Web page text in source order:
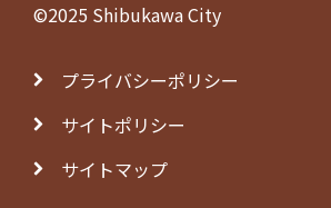
©2025 Shibukawa City
プライバシーポリシー
サイトポリシー
サイトマップ